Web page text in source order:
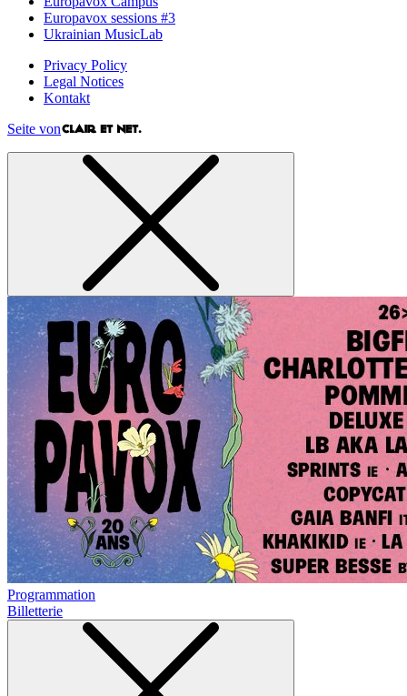
Europavox sessions #3
Ukrainian MusicLab
Privacy Policy
Legal Notices
Kontakt
Seite von
Programmation
Billetterie